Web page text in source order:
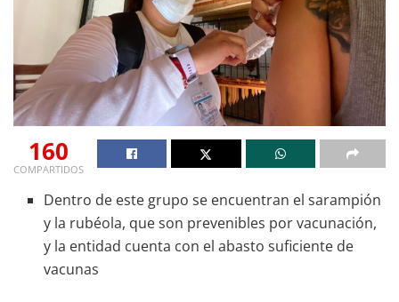
160
COMPARTIDOS
Dentro de este grupo se encuentran el sarampión
y la rubéola, que son prevenibles por vacunación,
y la entidad cuenta con el abasto suficiente de
vacunas